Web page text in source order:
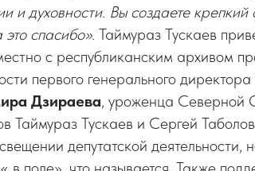
и духовности. Вы создаете
спасибо». Таймураз Тускаев
с республиканским архивом
первого генерального директора
Дзираева, уроженца Северной
Таймураз Тускаев и Сергей
депутатской деятельности,